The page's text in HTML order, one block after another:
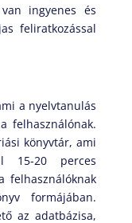
ingyenes és
feliratkozással
a nyelvtanulás
felhasználónak.
könyvtár, ami
15-20 perces
felhasználóknak
formájában.
az adatbázisa,